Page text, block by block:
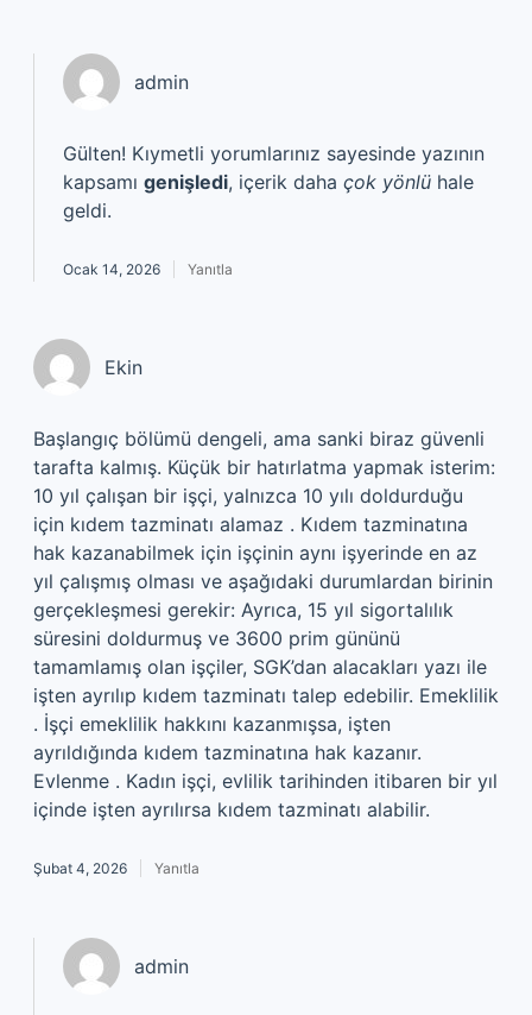
admin
Gülten! Kıymetli yorumlarınız sayesinde yazının
kapsamı genişledi, içerik daha çok yönlü hale
geldi.
Ocak 14, 2026 Yanıtla
Ekin
Başlangıç bölümü dengeli, ama sanki biraz güvenli
tarafta kalmış. Küçük bir hatırlatma yapmak isterim:
10 yıl çalışan bir işçi, yalnızca 10 yılı doldurduğu
için kıdem tazminatı alamaz . Kıdem tazminatına
hak kazanabilmek için işçinin aynı işyerinde en az
yıl çalışmış olması ve aşağıdaki durumlardan birinin
gerçekleşmesi gerekir: Ayrıca, 15 yıl sigortalılık
süresini doldurmuş ve 3600 prim gününü
tamamlamış olan işçiler, SGK’dan alacakları yazı ile
işten ayrılıp kıdem tazminatı talep edebilir. Emeklilik
. İşçi emeklilik hakkını kazanmışsa, işten
ayrıldığında kıdem tazminatına hak kazanır.
Evlenme . Kadın işçi, evlilik tarihinden itibaren bir yıl
içinde işten ayrılırsa kıdem tazminatı alabilir.
Şubat 4, 2026 Yanıtla
admin